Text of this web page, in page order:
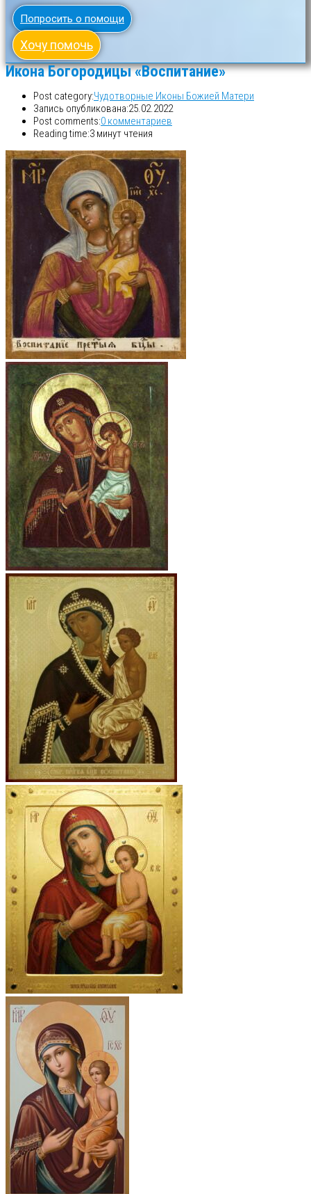
Попросить о помощи
Хочу помочь
Икона Богородицы «Воспитание»
Post category:Чудотворные Иконы Божией Матери
Запись опубликована:25.02.2022
Post comments:0 комментариев
Reading time:3 минут чтения